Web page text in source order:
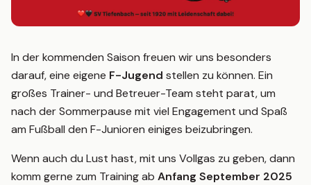
In der kommenden Saison freuen wir uns besonders
darauf, eine eigene F-Jugend stellen zu können. Ein
großes Trainer- und Betreuer-Team steht parat, um
nach der Sommerpause mit viel Engagement und Spaß
am Fußball den F-Junioren einiges beizubringen.
Wenn auch du Lust hast, mit uns Vollgas zu geben, dann
komm gerne zum Training ab Anfang September 2025